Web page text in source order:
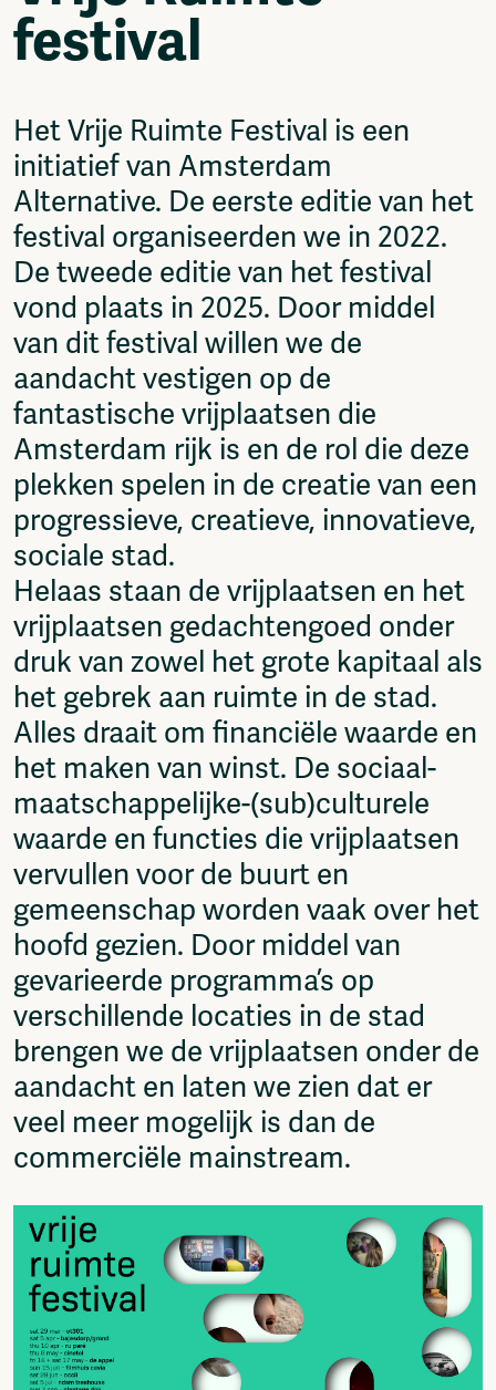
Podcasts
Music
Network
Contact
Subscribe
Jobs / Internships
Join
Shop
Donate
Advertise
Solidariteitsfonds
Projects
Ventilator Cinema
Anderworld Records
Rad-Ish
Webdocu Collectief Eigendom
Fragmenta
Vrij Beton
Vrije Ruimte festival
AADE
AA Talks
Ringfeest
AA Academy
Members
Log in to portal
CMS for venues
festival
Het Vrije Ruimte Festival is een
initiatief van Amsterdam
Alternative. De eerste editie van het
festival organiseerden we in 2022.
De tweede editie van het festival
vond plaats in 2025. Door middel
van dit festival willen we de
aandacht vestigen op de
fantastische vrijplaatsen die
Amsterdam rijk is en de rol die deze
plekken spelen in de creatie van een
progressieve, creatieve, innovatieve,
sociale stad.
Helaas staan de vrijplaatsen en het
vrijplaatsen gedachtengoed onder
druk van zowel het grote kapitaal als
het gebrek aan ruimte in de stad.
Alles draait om financiële waarde en
het maken van winst. De sociaal-
maatschappelijke-(sub)culturele
waarde en functies die vrijplaatsen
vervullen voor de buurt en
gemeenschap worden vaak over het
hoofd gezien. Door middel van
gevarieerde programma’s op
verschillende locaties in de stad
brengen we de vrijplaatsen onder de
aandacht en laten we zien dat er
veel meer mogelijk is dan de
commerciële mainstream.